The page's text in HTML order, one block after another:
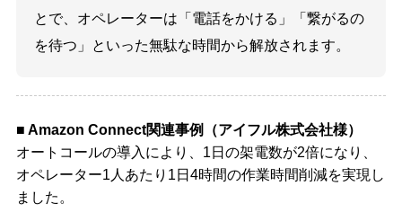
とで、オペレーターは「電話をかける」「繋がるの
を待つ」といった無駄な時間から解放されます。
■ Amazon Connect関連事例（アイフル株式会社様）
オートコールの導入により、1日の架電数が2倍になり、
オペレーター1人あたり1日4時間の作業時間削減を実現し
ました。